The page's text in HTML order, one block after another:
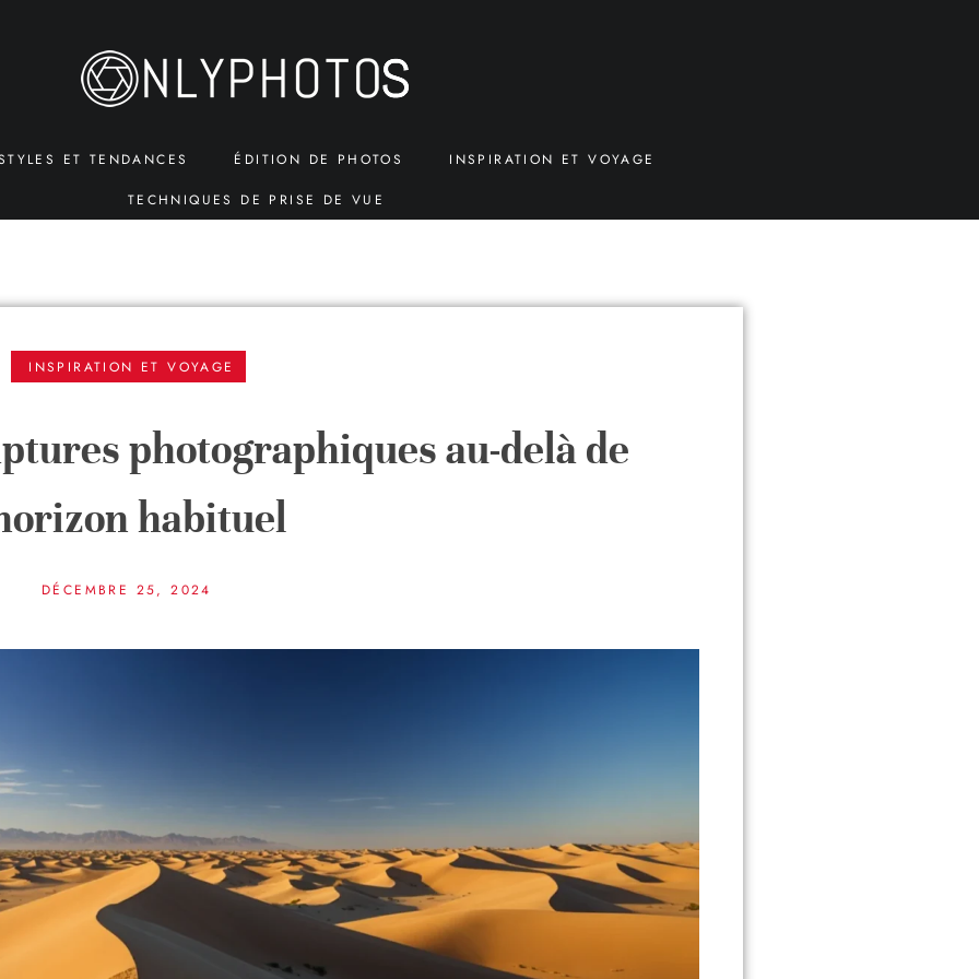
ET TENDANCES ÉDITION DE PHOTOS INSPIRATION ET VOYAGE
TECHNIQUES DE PRISE DE VUE
INSPIRATION ET VOYAGE
photographiques au-delà de
habituel
DÉCEMBRE 25, 2024